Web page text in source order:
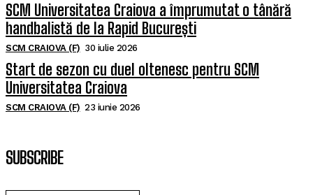
SCM Universitatea Craiova a împrumutat o tânără
handbalistă de la Rapid București
SCM CRAIOVA (F) 30 iulie 2026
Start de sezon cu duel oltenesc pentru SCM
Universitatea Craiova
SCM CRAIOVA (F) 23 iunie 2026
SUBSCRIBE